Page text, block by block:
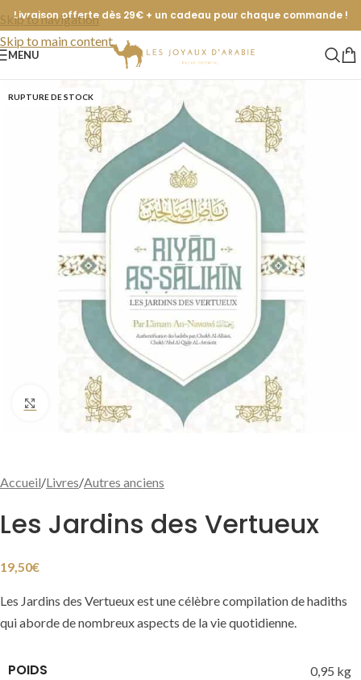
Skip to navigation
Skip to main content
Livraison offerte dès 29€ + un cadeau pour chaque commande !
MENU
RUPTURE DE STOCK
Cliquer pour agrandir
Accueil/Livres/Autres anciens
Les Jardins des Vertueux
19,50€
Les Jardins des Vertueux est une célèbre compilation de hadiths
qui aborde de nombreux aspects de la vie quotidienne.
POIDS 0,95 kg